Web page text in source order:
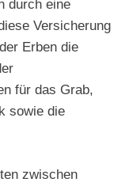
durch eine
Versicherung
Erben die
für das Grab,
sowie die
zwischen